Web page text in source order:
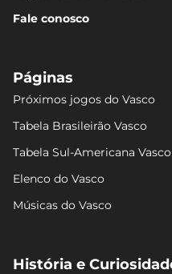
Fale conosco
Páginas
Próximos jogos do Vasco
Tabela Brasileirão Vasco
Tabela Sul-Americana Vasco
Elenco do Vasco
Músicas do Vasco
História e